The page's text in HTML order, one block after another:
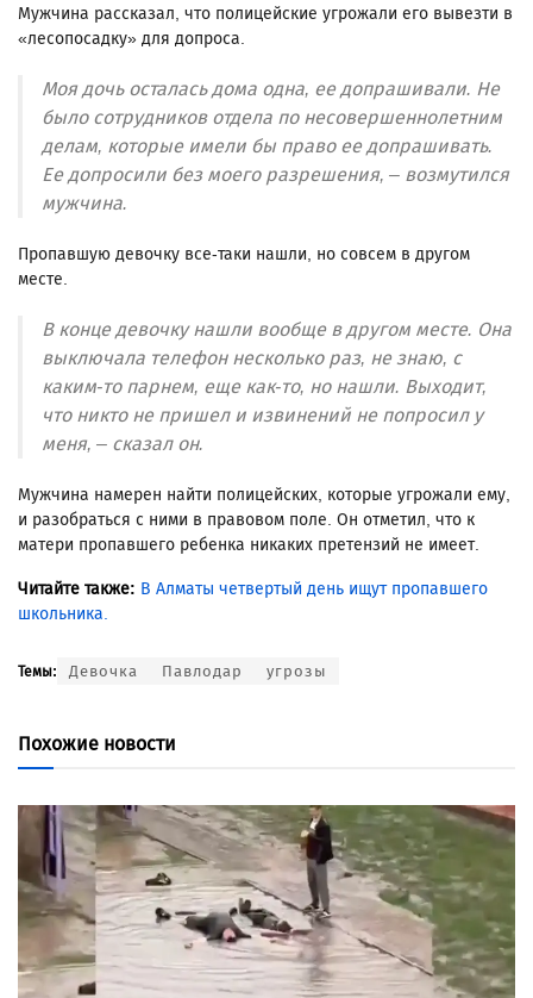
Мужчина рассказал, что полицейские угрожали его вывезти в
«лесопосадку» для допроса.
Моя дочь осталась дома одна, ее допрашивали. Не
было сотрудников отдела по несовершеннолетним
делам, которые имели бы право ее допрашивать.
Ее допросили без моего разрешения, – возмутился
мужчина.
Пропавшую девочку все-таки нашли, но совсем в другом
месте.
В конце девочку нашли вообще в другом месте. Она
выключала телефон несколько раз, не знаю, с
каким-то парнем, еще как-то, но нашли. Выходит,
что никто не пришел и извинений не попросил у
меня, – сказал он.
Мужчина намерен найти полицейских, которые угрожали ему,
и разобраться с ними в правовом поле. Он отметил, что к
матери пропавшего ребенка никаких претензий не имеет.
Читайте также: В Алматы четвертый день ищут пропавшего
школьника.
Темы: Девочка Павлодар угрозы
Похожие новости